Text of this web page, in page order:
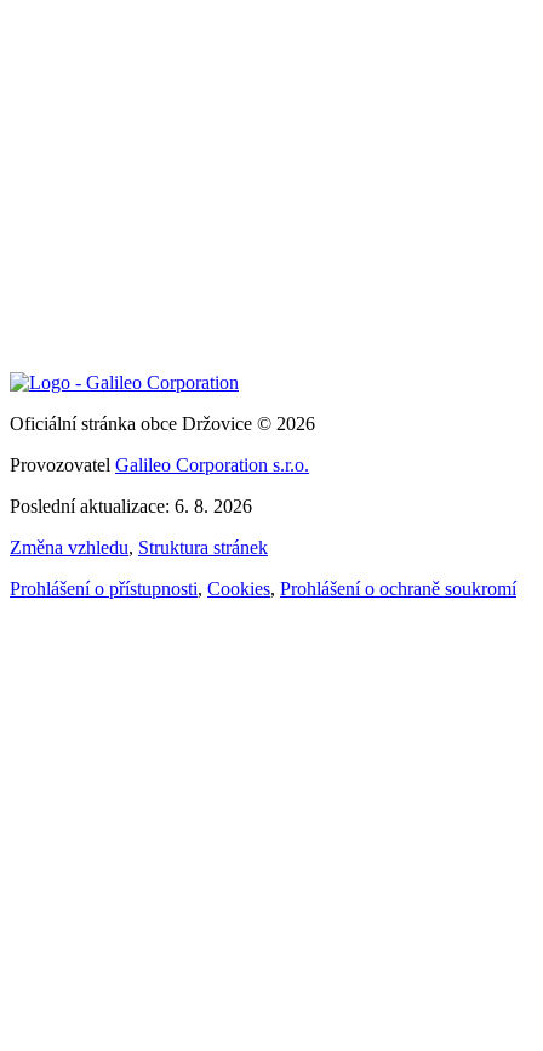
Oficiální stránka obce Držovice © 2026
Provozovatel Galileo Corporation s.r.o.
Poslední aktualizace: 6. 8. 2026
Změna vzhledu, Struktura stránek
Prohlášení o přístupnosti, Cookies, Prohlášení o ochraně soukromí